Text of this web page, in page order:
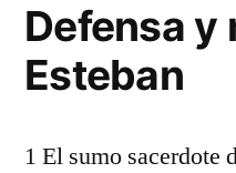
Defensa y
Esteban
1 El sumo sacerdote